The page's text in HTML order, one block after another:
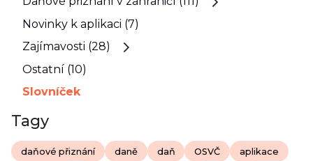
Novinky k aplikaci (7)
Zajímavosti (28)
Ostatní (10)
Slovníček
Tagy
daňové přiznání daně daň OSVČ aplikace